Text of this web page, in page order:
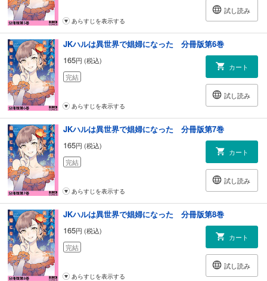
試し読み
あらすじを表示する
JKハルは異世界で娼婦になった 分冊版第6巻
165円 (税込)
完結
カート
試し読み
あらすじを表示する
JKハルは異世界で娼婦になった 分冊版第7巻
165円 (税込)
完結
カート
試し読み
あらすじを表示する
JKハルは異世界で娼婦になった 分冊版第8巻
165円 (税込)
完結
カート
試し読み
あらすじを表示する